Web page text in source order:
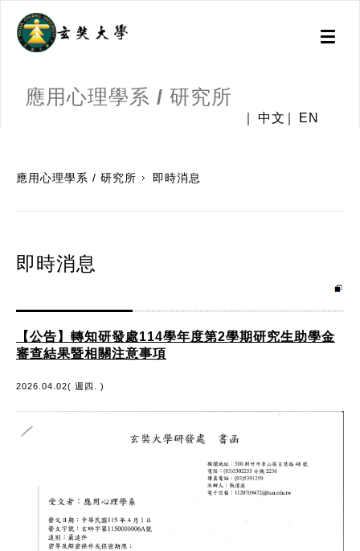
Toggle
應用心理學系 / 研究所
中文 EN
應用心理學系 / 研究所 即時消息
即時消息
【公告】轉知研發處114學年度第2學期研究生助學金
審查結果暨相關注意事項
2026.04.02( 週四. )